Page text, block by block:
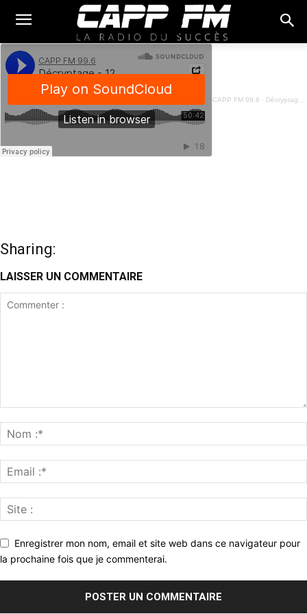
CAPP FM 99.6 · Décryptage - 12 Avril 2024
Sharing:
LAISSER UN COMMENTAIRE
Enregistrer mon nom, email et site web dans ce navigateur pour
la prochaine fois que je commenterai.